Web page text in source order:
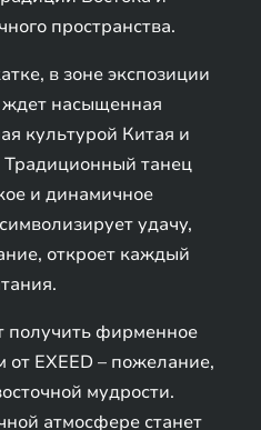
пространства.
в зоне экспозиции
ждет насыщенная
культурой Китая и
Традиционный танец
и динамичное
удачу,
откроет каждый
получить фирменное
от EXEED – пожелание,
мудрости.
атмосфере станет